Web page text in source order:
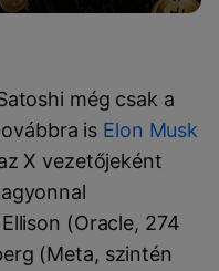
még csak a
is Elon Musk
X vezetőjeként
(Oracle, 274
(Meta, szintén